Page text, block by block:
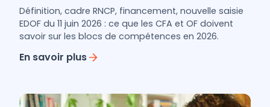
Définition, cadre RNCP, financement, nouvelle saisie
EDOF du 11 juin 2026 : ce que les CFA et OF doivent
savoir sur les blocs de compétences en 2026.
En savoir plus